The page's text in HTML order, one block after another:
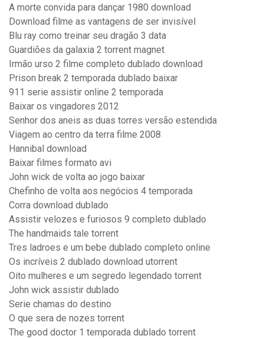
A morte convida para dançar 1980 download
Download filme as vantagens de ser invisível
Blu ray como treinar seu dragão 3 data
Guardiões da galaxia 2 torrent magnet
Irmão urso 2 filme completo dublado download
Prison break 2 temporada dublado baixar
911 serie assistir online 2 temporada
Baixar os vingadores 2012
Senhor dos aneis as duas torres versão estendida
Viagem ao centro da terra filme 2008
Hannibal download
Baixar filmes formato avi
John wick de volta ao jogo baixar
Chefinho de volta aos negócios 4 temporada
Corra download dublado
Assistir velozes e furiosos 9 completo dublado
The handmaids tale torrent
Tres ladroes e um bebe dublado completo online
Os incríveis 2 dublado download utorrent
Oito mulheres e um segredo legendado torrent
John wick assistir dublado
Serie chamas do destino
O que sera de nozes torrent
The good doctor 1 temporada dublado torrent